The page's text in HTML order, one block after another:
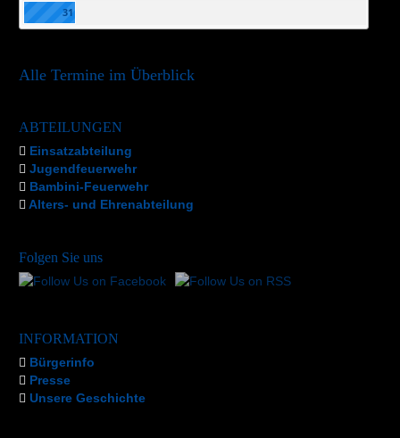
31
Alle Termine im Überblick
ABTEILUNGEN
Einsatzabteilung
Jugendfeuerwehr
Bambini-Feuerwehr
Alters- und Ehrenabteilung
Folgen Sie uns
INFORMATION
Bürgerinfo
Presse
Unsere Geschichte